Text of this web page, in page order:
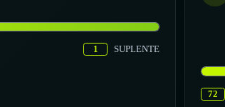
1 SUPLENTE
72